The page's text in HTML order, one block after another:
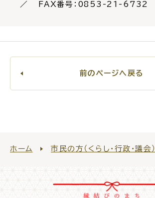
FAX番号：0853-21-6732
前のページへ戻る
ホーム 市民の方（くらし・行政・議会）